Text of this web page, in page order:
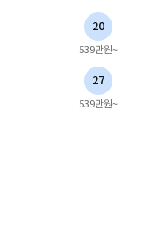
20
539만원~
27
539만원~